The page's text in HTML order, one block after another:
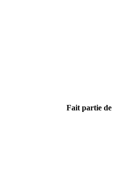
Fait partie de